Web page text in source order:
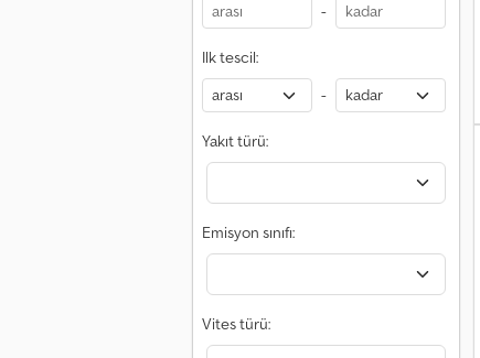
-
Ilk tescil:
-
Yakıt türü:
Emisyon sınıfı:
Vites türü: